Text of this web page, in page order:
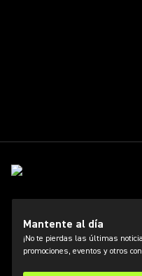
Mantente al día
¡No te pierdas las últimas
promociones, eventos y otros